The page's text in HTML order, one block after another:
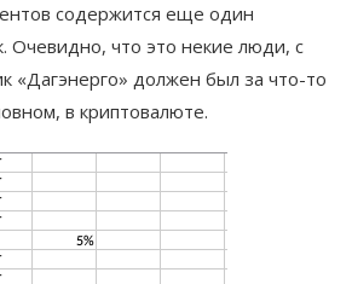
содержится еще один
Очевидно, что это некие люди, с
«Дагэнерго» должен был за что-то
в криптовалюте.